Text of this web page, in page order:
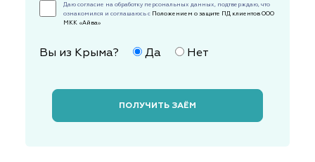
Даю согласие на обработку персональных данных, подтверждаю, что
ознакомился и соглашаюсь с Положением о защите ПД клиентов ООО
МКК «Айва»
Вы из Крыма? Да Нет
ПОЛУЧИТЬ ЗАЁМ